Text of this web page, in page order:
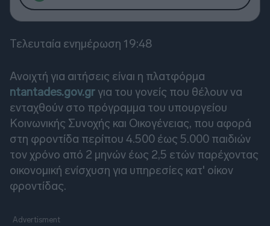
Τελευταία ενημέρωση 19:48
Ανοιχτή για αιτήσεις είναι η πλατφόρμα
ntantades.gov.gr για του γονείς που θέλουν να
ενταχθούν στο πρόγραμμα του υπουργείου
Κοινωνικής Συνοχής και Οικογένειας, που αφορά
στη φροντίδα περίπου 4.500 έως 5.000 παιδιών
τον χρόνο από 2 μηνών έως 2,5 ετών παρέχοντας
οικονομική ενίσχυση για υπηρεσίες κατ' οίκον
φροντίδας.